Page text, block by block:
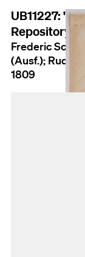
UB11227:
Repository
Frederic
(Ausf.);
1809